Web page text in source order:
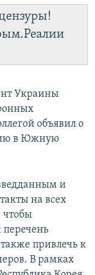
Украины
объявил о
в Южную
и
на всех
чтобы
перечень
привлечь к
В рамках